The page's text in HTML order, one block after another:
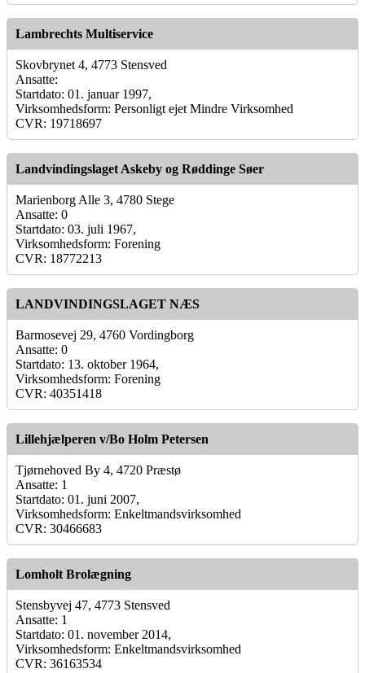
Lambrechts Multiservice
Skovbrynet 4, 4773 Stensved
Ansatte:
Startdato: 01. januar 1997,
Virksomhedsform: Personligt ejet Mindre Virksomhed
CVR: 19718697
Landvindingslaget Askeby og Røddinge Søer
Marienborg Alle 3, 4780 Stege
Ansatte: 0
Startdato: 03. juli 1967,
Virksomhedsform: Forening
CVR: 18772213
LANDVINDINGSLAGET NÆS
Barmosevej 29, 4760 Vordingborg
Ansatte: 0
Startdato: 13. oktober 1964,
Virksomhedsform: Forening
CVR: 40351418
Lillehjælperen v/Bo Holm Petersen
Tjørnehoved By 4, 4720 Præstø
Ansatte: 1
Startdato: 01. juni 2007,
Virksomhedsform: Enkeltmandsvirksomhed
CVR: 30466683
Lomholt Brolægning
Stensbyvej 47, 4773 Stensved
Ansatte: 1
Startdato: 01. november 2014,
Virksomhedsform: Enkeltmandsvirksomhed
CVR: 36163534